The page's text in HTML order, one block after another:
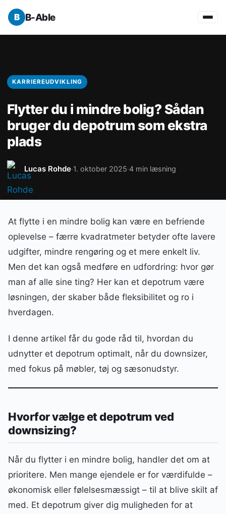
B-Able
KARRIEREUDVIKLING
Flytter du i mindre bolig? Sådan
bruger du depotrum som ekstra
plads
Lucas Rohde·1. oktober 2025·4 min læsning
At flytte i en mindre bolig kan være en befriende
oplevelse – færre kvadratmeter betyder ofte lavere
udgifter, mindre rengøring og et mere enkelt liv.
Men det kan også medføre en udfordring: hvor gør
man af alle sine ting? Her kan et depotrum være
løsningen, der skaber både fleksibilitet og ro i
hverdagen.
I denne artikel får du gode råd til, hvordan du
udnytter et depotrum optimalt, når du downsizer,
med fokus på møbler, tøj og sæsonudstyr.
Hvorfor vælge et depotrum ved
downsizing?
Når du flytter i en mindre bolig, handler det om at
prioritere. Men mange ejendele er for værdifulde –
økonomisk eller følelsesmæssigt – til at blive skilt af
med. Et depotrum giver dig muligheden for at